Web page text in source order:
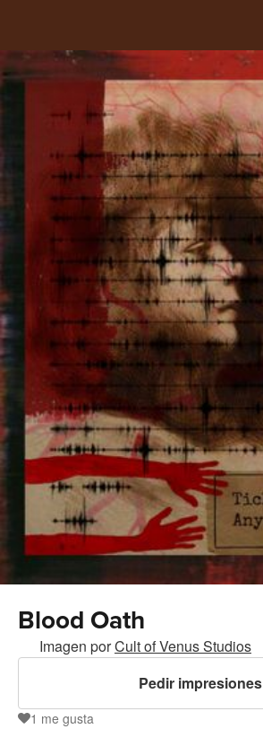
Blood Oath
Imagen porCult of Venus Studios
Pedir impresiones
1 me gusta